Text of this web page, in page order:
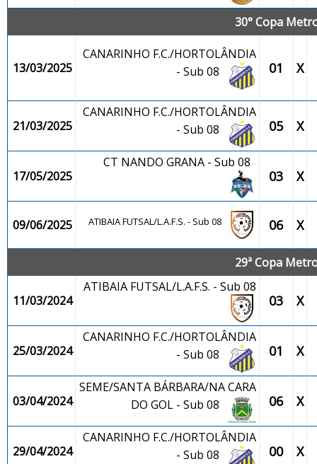
30° Copa
13/03/2025
CANARINHO F.C./HORTOLÂNDIA
- Sub 08
01 X
21/03/2025
CANARINHO F.C./HORTOLÂNDIA
- Sub 08
05 X
17/05/2025
CT NANDO GRANA - Sub 08
03 X
09/06/2025 ATIBAIA FUTSAL/L.A.F.S. - Sub 08 06 X
29ª Copa
11/03/2024
ATIBAIA FUTSAL/L.A.F.S. - Sub 08
03 X
25/03/2024
CANARINHO F.C./HORTOLÂNDIA
- Sub 08
01 X
03/04/2024
SEME/SANTA BÁRBARA/NA CARA
DO GOL - Sub 08
06 X
29/04/2024
CANARINHO F.C./HORTOLÂNDIA
- Sub 08
00 X